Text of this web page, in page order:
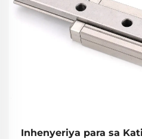
Inhenyeriya para sa